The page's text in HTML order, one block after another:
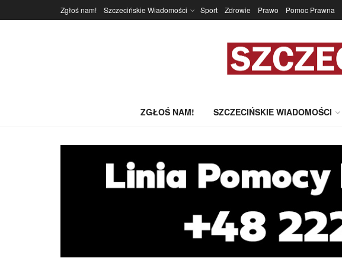
Zgłoś nam! Szczecińskie Wiadomości Sport Zdrowie Prawo Pomoc Prawna
ZGŁOŚ NAM! SZCZECIŃSKIE WIADOMOŚCI